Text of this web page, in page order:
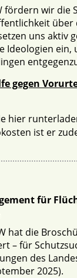
fördern wir die
über
uns aktiv
Ideologien ein,
gegen
hier
ist er
für
hat die
– für
des
2025).